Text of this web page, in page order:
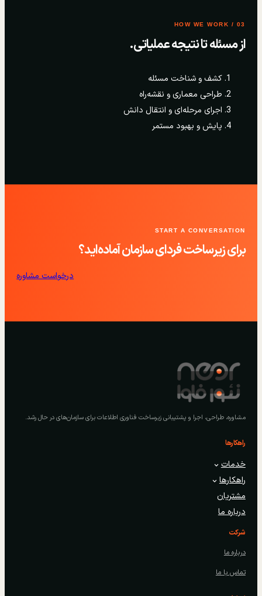
03 / HOW WE WORK
از مسئله تا نتیجه عملیاتی.
کشف و شناخت مسئله
طراحی معماری و نقشه‌راه
اجرای مرحله‌ای و انتقال دانش
پایش و بهبود مستمر
START A CONVERSATION
برای زیرساخت فردای سازمان آماده‌اید؟
درخواست مشاوره
مشاوره، طراحی، اجرا و پشتیبانی زیرساخت فناوری اطلاعات برای سازمان‌های در حال رشد.
راهکارها
خدمات
راهکارها
مشتریان
درباره ما
شرکت
درباره ما
تماس با ما